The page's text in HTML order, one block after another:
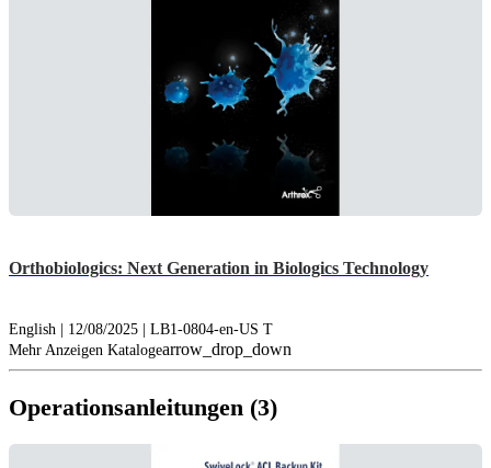
Orthobiologics: Next Generation in Biologics Technology
English | 12/08/2025 | LB1-0804-en-US T
Mehr Anzeigen Katalogearrow_drop_down
Operationsanleitungen (3)